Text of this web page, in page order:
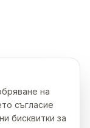
на
съгласие
бисквитки за